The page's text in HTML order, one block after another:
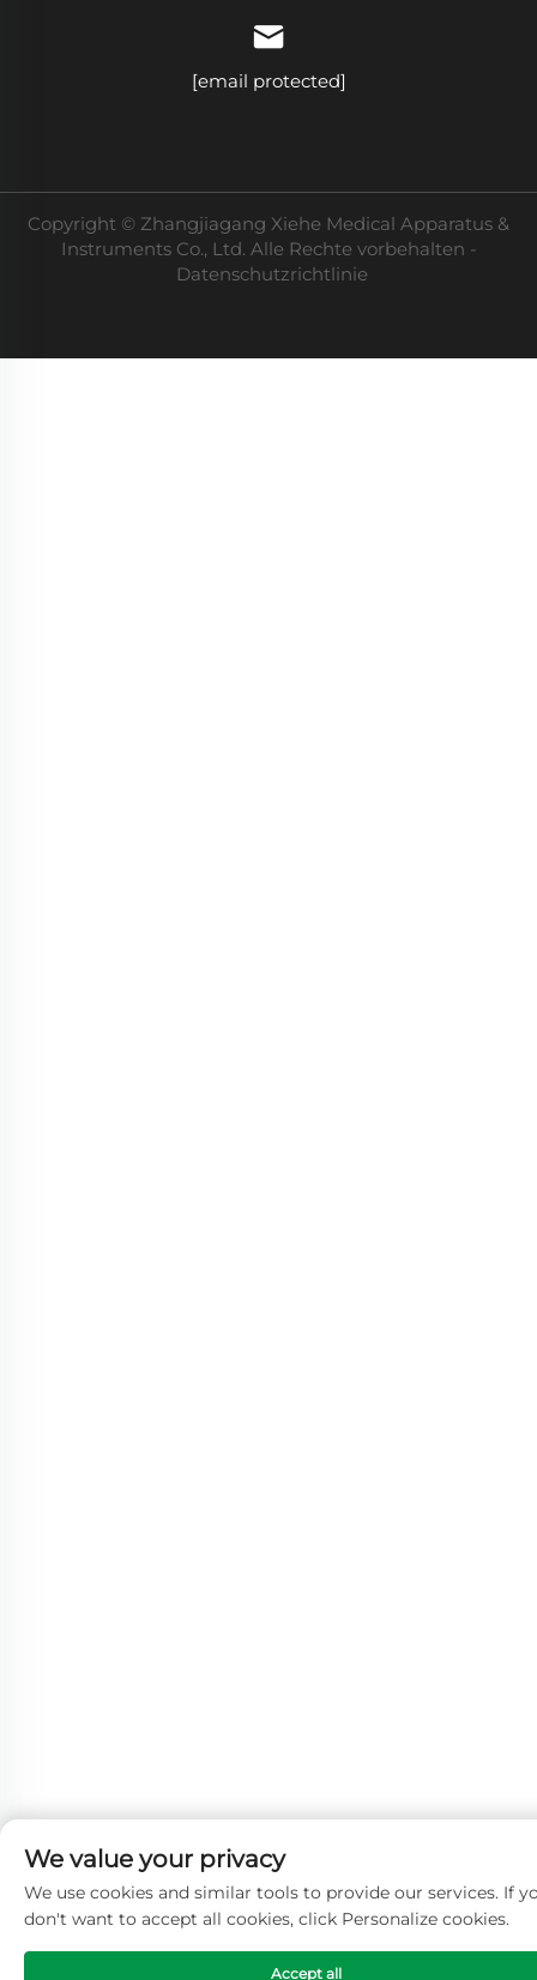
[email protected]
Copyright © Zhangjiagang Xiehe Medical Apparatus &
Instruments Co., Ltd. Alle Rechte vorbehalten -
Datenschutzrichtlinie
We value your privacy
We use cookies and similar tools to provide our services. If
don't want to accept all cookies, click Personalize cookies.
Accept all